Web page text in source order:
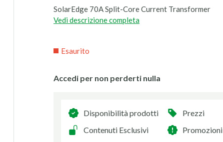
SolarEdge 70A Split-Core Current Transformer
Vedi descrizione completa
Esaurito
Accedi per non perderti nulla
Disponibilità prodotti
Prezzi
Contenuti Esclusivi
Promozioni